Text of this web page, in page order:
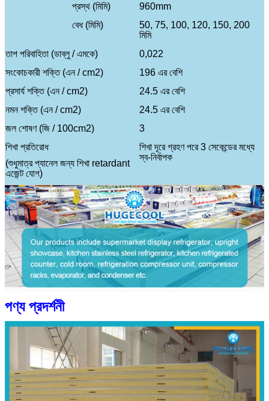
প্রস্থ (মিমি)
960mm
বেধ (মিমি)
50, 75, 100, 120, 150, 200
মিমি
তাপ পরিবাহিতা (ডাব্লু / এমকে)
0,022
সংকোচকারী শক্তি (এন / cm2)
196 এর বেশি
প্রসার্য শক্তি (এন / cm2)
24.5 এর বেশি
নমন শক্তি (এন / cm2)
24.5 এর বেশি
জল শোষণ (জি / 100cm2)
3
শিখা প্রতিরোধ
(শুধুমাত্র প্যানেল জন্য শিখা retardant
এজেন্ট যোগ)
শিখা দূরে গ্রহণ পরে 3 সেকেন্ডের মধ্যে
স্ব-নির্বাপক
ইস্পাত আচ্ছাদন উপাদান
রঙ আঁকা ইস্পাত
মরিচা রোধক স্পাত
Galvanized ইস্পাত
পণ্য প্রদর্শনী